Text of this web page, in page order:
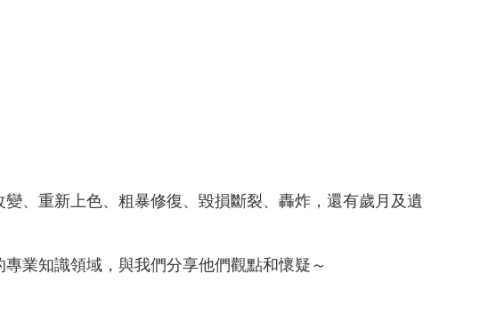
、重新上色、粗暴修復、毀損斷裂、轟炸，還有歲月及遺
業知識領域，與我們分享他們觀點和懷疑～